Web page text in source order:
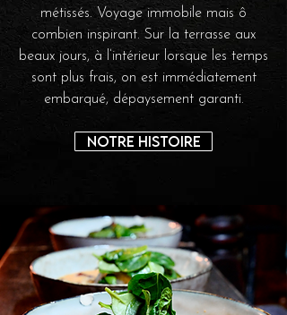
métissés. Voyage immobile mais ô
combien inspirant. Sur la terrasse aux
beaux jours, à l’intérieur lorsque les temps
sont plus frais, on est immédiatement
embarqué, dépaysement garanti.
Notre histoire